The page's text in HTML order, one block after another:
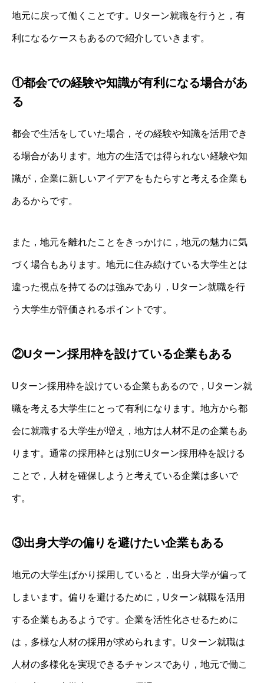
地元に戻って働くことです。Uターン就職を行うと，有
利になるケースもあるので紹介していきます。
①都会での経験や知識が有利になる場合があ
る
都会で生活をしていた場合，その経験や知識を活用でき
る場合があります。地方の生活では得られない経験や知
識が，企業に新しいアイデアをもたらすと考える企業も
あるからです。
また，地元を離れたことをきっかけに，地元の魅力に気
づく場合もあります。地元に住み続けている大学生とは
違った視点を持てるのは強みであり，Uターン就職を行
う大学生が評価されるポイントです。
②Uターン採用枠を設けている企業もある
Uターン採用枠を設けている企業もあるので，Uターン就
職を考える大学生にとって有利になります。地方から都
会に就職する大学生が増え，地方は人材不足の企業もあ
ります。通常の採用枠とは別にUターン採用枠を設ける
ことで，人材を確保しようと考えている企業は多いで
す。
③出身大学の偏りを避けたい企業もある
地元の大学生ばかり採用していると，出身大学が偏って
しまいます。偏りを避けるために，Uターン就職を活用
する企業もあるようです。企業を活性化させるために
は，多様な人材の採用が求められます。Uターン就職は
人材の多様化を実現できるチャンスであり，地元で働こ